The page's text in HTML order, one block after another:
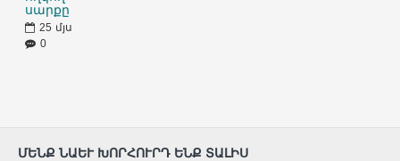
սարքը
25 մյս
0
ՄԵՆՔ ՆԱԵՒ ԽՈՐՀՈՒՐԴ ԵՆՔ ՏԱԼԻՍ